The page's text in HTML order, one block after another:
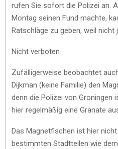
rufen Sie sofort die Polizei an.
Montag seinen Fund machte,
Ratschläge zu geben, weil nicht
Nicht verboten
Zufälligerweise beobachtet
Dijkman (keine Familie) den
denn die Polizei von Groningen
hier regelmäßig eine Granate
Das Magnetfischen ist hier
bestimmten Stadtteilen wie